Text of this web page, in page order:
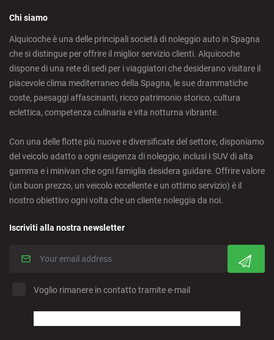
Chi siamo
Alquicoche è una delle principali società di noleggio auto in Spagna
che si distingue per offrire il miglior servizio clienti. Alquicoche
dispone di una rete di sedi per i viaggiatori che desiderano visitare il
piacevole clima mediterraneo della Spagna, le sue drammatiche
coste, paesaggi affascinanti, ricco patrimonio storico, cultura
eclettica, competenza culinaria e vita notturna vibrante.
Con una delle flotte più nuove e diversificate del settore, disponiamo
del veicolo adatto a ogni esigenza di noleggio, inclusi i SUV di alta
gamma e i minivan che ogni famiglia desidera guidare. Offrire valore
(un buon prezzo, un veicolo eccellente e un ottimo servizio) è il
nostro obiettivo ogni volta che un cliente noleggia da noi.
Iscriviti alla nostra newsletter
Voglio rimanere in contatto tramite e-mail